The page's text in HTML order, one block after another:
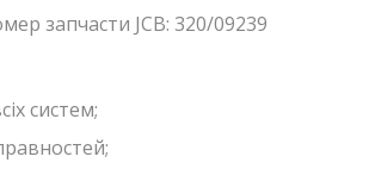
запчасти JCB: 320/09239
систем;